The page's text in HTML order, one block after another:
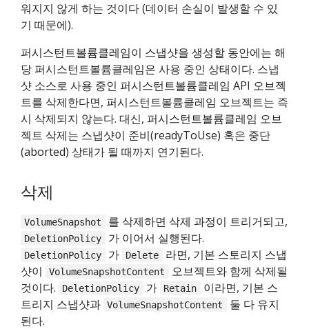
워지지 않게 하는 것이다 (데이터 손실이 발생할 수 있
기 때문에).
퍼시스턴트볼륨클레임이 스냅샷을 생성할 동안에는 해
당 퍼시스턴트볼륨클레임은 사용 중인 상태이다. 스냅
샷 소스로 사용 중인 퍼시스턴트볼륨클레임 API 오브젝
트를 삭제한다면, 퍼시스턴트볼륨클레임 오브젝트는 즉
시 삭제되지 않는다. 대신, 퍼시스턴트볼륨클레임 오브
젝트 삭제는 스냅샷이 준비(readyToUse) 혹은 중단
(aborted) 상태가 될 때까지 연기된다.
삭제
VolumeSnapshot 를 삭제하면 삭제 과정이 트리거되고,
DeletionPolicy 가 이어서 실행된다.
DeletionPolicy 가 Delete
라면, 기본 스토리지 스냅
샷이
VolumeSnapshotContent
오브젝트와 함께 삭제될
것이다.
DeletionPolicy 가 Retain
이라면, 기본 스
트리지 스냅샷과 VolumeSnapshotContent
둘 다 유지
된다.